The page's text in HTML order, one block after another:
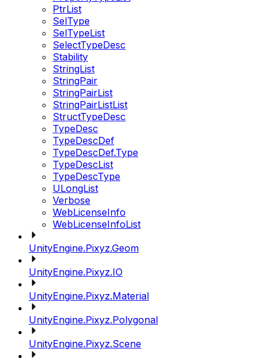
PtrList
SelType
SelTypeList
SelectTypeDesc
Stability
StringList
StringPair
StringPairList
StringPairListList
StructTypeDesc
TypeDesc
TypeDescDef
TypeDescDef.Type
TypeDescList
TypeDescType
ULongList
Verbose
WebLicenseInfo
WebLicenseInfoList
UnityEngine.Pixyz.Geom
UnityEngine.Pixyz.IO
UnityEngine.Pixyz.Material
UnityEngine.Pixyz.Polygonal
UnityEngine.Pixyz.Scene